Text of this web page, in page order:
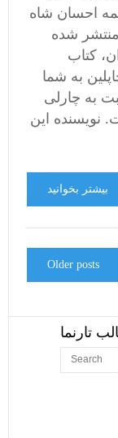
احسان شاه
شده
کتاب
به شما
به چارلی
نویسنده این
بیشتر بخوانید
Older posts
تارنما